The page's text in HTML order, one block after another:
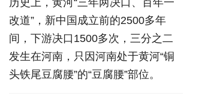
历史上，黄河“三年两决口、百年一
改道”，新中国成立前的2500多年
间，下游决口1500多次，三分之二
发生在河南，只因河南处于黄河“铜
头铁尾豆腐腰”的“豆腐腰”部位。